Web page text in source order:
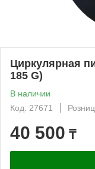
Циркулярная
185 G)
В наличии
Код: 27671
40 500 ₸